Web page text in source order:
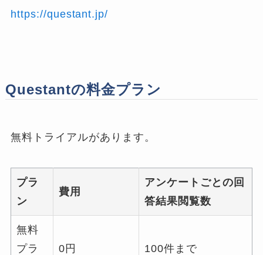
https://questant.jp/
Questantの料金プラン
無料トライアルがあります。
プラ
ン
費用
アンケートごとの回
答結果閲覧数
無料
プラ
0円 100件まで